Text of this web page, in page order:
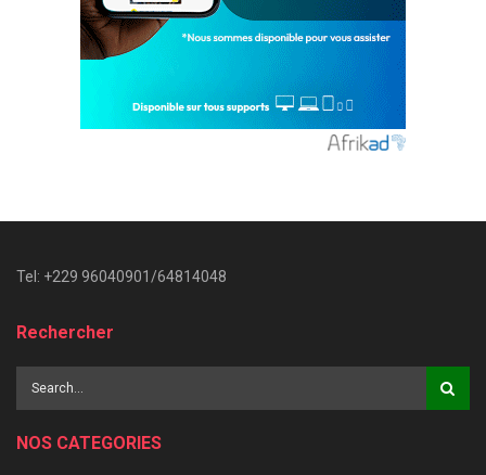
Tel: +229 96040901/64814048
Rechercher
NOS CATEGORIES